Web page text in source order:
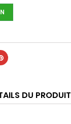
DU PRODUIT